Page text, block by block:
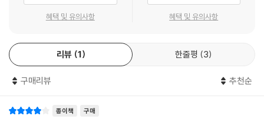
통도사의 북쪽 산 너머에 있는 평산마을이 끝나는 곳에 다소곳이 솟은 언
것이 너무도 설레는 일이다. 특히, 모든 건축의 해답이 땅에 있다고 믿는 나
에게는 더욱 그렇다. 주어진 땅을 처음 만나는 순간 그 땅에서 건축 설계의
실마리를 발견해야 하고, 그 실마리가 파편화되지 않도록 땅의 세밀한 이
몸을 씻는 습관이 생기기도 했다.
수도원, 절 등의 종교 건축까지 다양하다. 승효상은 일상에 지친 우리가 손
상과 사유가 가능함을 보여준다. 책에서 소개하는 장소는 각각 개성적이고
특별하게 자리하지만, 일상에서 벗어난 경험을 통해 다시 일상적 삶으로
나아갈 힘을 주는 성찰적 풍경이라는 점에서 같은 범주에 놓인다. 『솔스케
이프』는 스펙터클한 장면을 연출하는 건축보다, 빛과 어둠의 변주만으로
하고 성찰하는 건축 풍경이 지닌 깊은 서사를 따라가다 보면, 번잡함을 벗
혜택 및 유의사항 혜택 및 유의사항
리뷰 1 한줄평 3
구매리뷰 추천순
종이책 구매